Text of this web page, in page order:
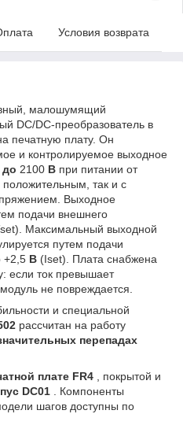
Условия возврата
малошумящий
DC/DC-преобразователь в
печатную плату. Он
и контролируемое выходное
до 2100 В при питании от
положительным, так и с
Выходное
подачи внешнего
Максимальный выходной
путем подачи
+2,5 В (Iset). Плата снабжена
если ток превышает
не повреждается.
и специальной
рассчитан на работу
перепадах
плате FR4 , покрытой и
DC01 . Компоненты
шагов доступны по